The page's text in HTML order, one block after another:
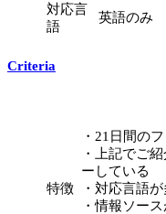
対応言
語
英語のみ
Criteria
特徴
・21日間の
・上記でご
ーしている
・対応言語
・情報ソー